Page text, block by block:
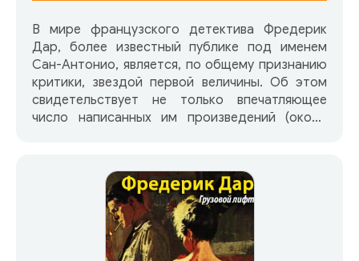
В мире французского детектива Фредерик
Дар, более известный публике под именем
Сан-Антонио, является, по общему признанию
критики, звездой первой величины. Об этом
свидетельствует не только впечатляющее
число написанных им произведений (около
экземпляров, но прежде всего сам тип
созданного им специфического французского
детектива, в котором стремительность и
замысловатость развития действия вместе с
изящно-грубоватой и фривольной, обильно